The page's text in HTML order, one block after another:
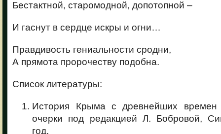
Бестактной, старомодной, допотопной –
И гаснут в сердце искры и огни…
Правдивость гениальности сродни,
А прямота пророчеству подобна.
Список литературы:
История Крыма с древнейших
очерки под редакцией Л. Бобровой,
год.